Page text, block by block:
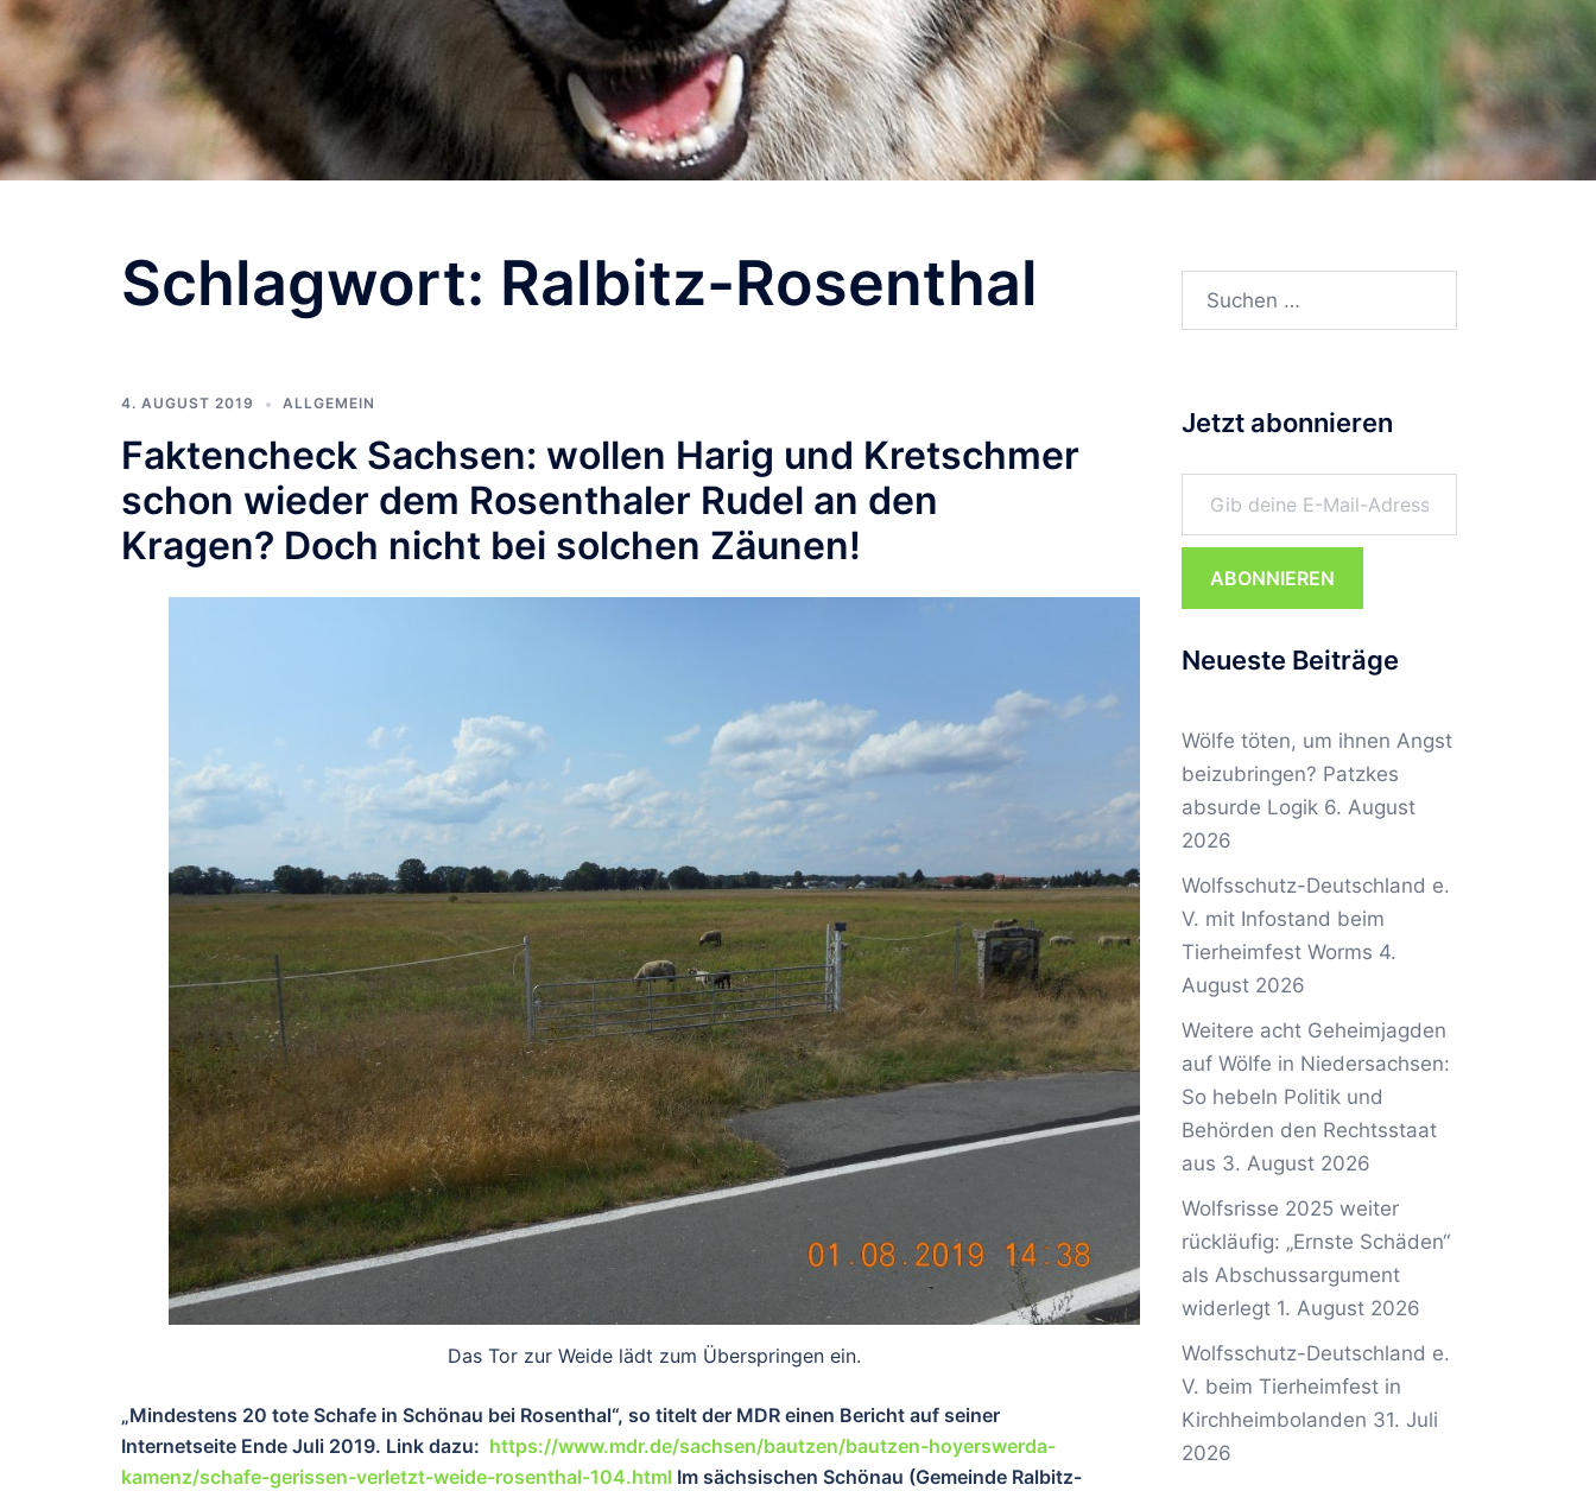
Schlagwort: Ralbitz-Rosenthal
4. AUGUST 2019 ALLGEMEIN
Faktencheck Sachsen: wollen Harig und Kretschmer
schon wieder dem Rosenthaler Rudel an den
Kragen? Doch nicht bei solchen Zäunen!
Das Tor zur Weide lädt zum Überspringen ein.
„Mindestens 20 tote Schafe in Schönau bei Rosenthal“, so titelt der MDR einen Bericht auf seiner
Internetseite Ende Juli 2019. Link dazu: https://www.mdr.de/sachsen/bautzen/bautzen-hoyerswerda-
kamenz/schafe-gerissen-verletzt-weide-rosenthal-104.html Im sächsischen Schönau (Gemeinde Ralbitz-
Suchen
Jetzt abonnieren
Gib deine E-Mail-Adresse ein ...
ABONNIEREN
Neueste Beiträge
Wölfe töten, um ihnen Angst
beizubringen? Patzkes
absurde Logik 6. August
2026
Wolfsschutz-Deutschland e.
V. mit Infostand beim
Tierheimfest Worms 4.
August 2026
Weitere acht Geheimjagden
auf Wölfe in Niedersachsen:
So hebeln Politik und
Behörden den Rechtsstaat
aus 3. August 2026
Wolfsrisse 2025 weiter
rückläufig: „Ernste Schäden“
als Abschussargument
widerlegt 1. August 2026
Wolfsschutz-Deutschland e.
V. beim Tierheimfest in
Kirchheimbolanden 31. Juli
2026